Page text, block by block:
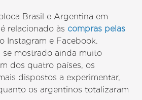
Brasil e Argentina em
relacionado às compras pelas
Instagram e Facebook.
se mostrado ainda muito
dos quatro países, os
dispostos a experimentar,
os argentinos totalizaram